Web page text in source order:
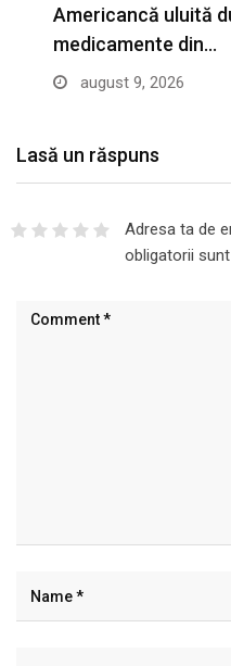
Americancă uluită
medicamente din…
august 9, 2026
Lasă un răspuns
Adresa ta de
obligatorii